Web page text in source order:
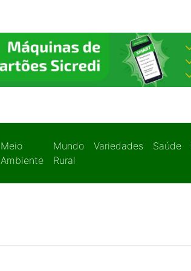
Meio
Ambiente
Mundo
Rural
Variedades Saúde